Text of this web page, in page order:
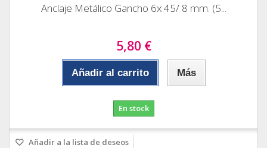
Anclaje Metálico Gancho 6x 45/ 8 mm. (5...
5,80 €
Añadir al carrito Más
En stock
Añadir a la lista de deseos